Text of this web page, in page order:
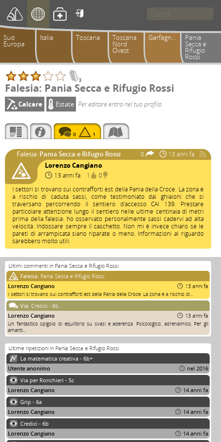

Sud
Europa
Italia Toscana Toscana
Nord
Ovest
Garfagnana Pania
Secca e
Rifugio
Rossi
3
Falesia: Pania Secca e Rifugio Rossi
Calcare Estate Per editare entra nel tuo profilo
0 1
Falesia: Pania Secca e Rifugio Rossi 0 13 anni fa
Lorenzo Cangiano
13 anni fa 1
0
I settori si trovano sui contrafforti est della Pania della Croce. La zona è
a rischio di caduta sassi, come testimoniato dai ghiaioni che si
traversano percorrendo il sentiero d'accesso CAI 139. Prestare
particolare attenzione lungo il sentiero nelle ultime centinaia di metri
prima della falesia: ho osservato personalmente sassi cadervi ad alta
velocità. Indossare sempre il caschetto. Non mi è invece chiaro se le
pareti di arrampicata siano riparate o meno. Informazioni al riguardo
sarebbero molto utili.
Ultimi commenti in Pania Secca e Rifugio Rossi
Falesia: Pania Secca e Rifugio Rossi
Lorenzo Cangiano
13 anni fa
I settori si trovano sui contrafforti est della Pania della Croce. La zona è a rischio di...
Via: Credici - 6b
Lorenzo Cangiano
13 anni fa
Un fantastico spigolo di equilibrio su svasi e aderenza. Psicologico, adrenalinico. Per gli
amanti...
Ultime ripetizioni in Pania Secca e Rifugio Rossi
La matematica creativa - 6b+
Utente anonimo
nel 2016
Via per Ronchieri - 5c
Lorenzo Cangiano
14 anni fa
Grip - 6a
Lorenzo Cangiano
14 anni fa
Credici - 6b
Lorenzo Cangiano
14 anni fa